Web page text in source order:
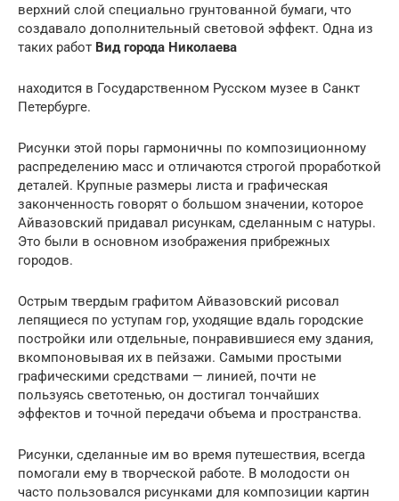
верхний слой специально грунтованной бумаги, что
создавало дополнительный световой эффект. Одна из
таких работ Вид города Николаева
находится в Государственном Русском музее в Санкт
Петербурге.
Рисунки этой поры гармоничны по композиционному
распределению масс и отличаются строгой проработкой
деталей. Крупные размеры листа и графическая
законченность говорят о большом значении, которое
Айвазовский придавал рисункам, сделанным с натуры.
Это были в основном изображения прибрежных
городов.
Острым твердым графитом Айвазовский рисовал
лепящиеся по уступам гор, уходящие вдаль городские
постройки или отдельные, понравившиеся ему здания,
вкомпоновывая их в пейзажи. Самыми простыми
графическими средствами — линией, почти не
пользуясь светотенью, он достигал тончайших
эффектов и точной передачи объема и пространства.
Рисунки, сделанные им во время путешествия, всегда
помогали ему в творческой работе. В молодости он
часто пользовался рисунками для композиции картин